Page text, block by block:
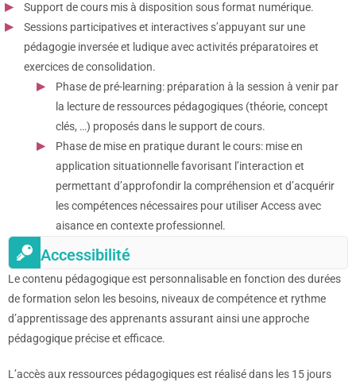
Support de cours mis à disposition sous format numérique.
Sessions participatives et interactives s’appuyant sur une
pédagogie inversée et ludique avec activités préparatoires et
exercices de consolidation.
Phase de pré-learning: préparation à la session à venir par
la lecture de ressources pédagogiques (théorie, concept
clés, …) proposés dans le support de cours.
Phase de mise en pratique durant le cours: mise en
application situationnelle favorisant l’interaction et
permettant d’approfondir la compréhension et d’acquérir
les compétences nécessaires pour utiliser Access avec
aisance en contexte professionnel.
Accessibilité
Le contenu pédagogique est personnalisable en fonction des durées
de formation selon les besoins, niveaux de compétence et rythme
d’apprentissage des apprenants assurant ainsi une approche
pédagogique précise et efficace.
L’accès aux ressources pédagogiques est réalisé dans les 15 jours